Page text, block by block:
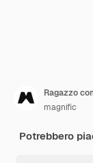
Ragazzo
magnific
Potrebbero